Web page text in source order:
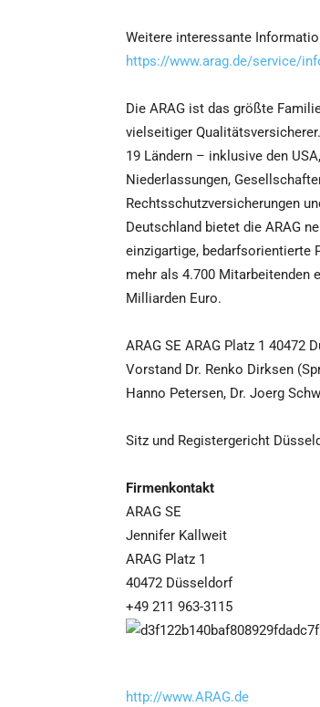
Weitere interessante
https://www.arag.de/service/
Die ARAG ist das größte
vielseitiger
19 Ländern – inklusive den
Niederlassungen,
Rechtsschutzversicherungen
Deutschland bietet die ARAG
einzigartige, bedarfsorientierte
mehr als 4.700 Mitarbeitenden
Milliarden Euro.
ARAG SE ARAG Platz 1 40472
Vorstand Dr. Renko Dirksen
Hanno Petersen, Dr. Joerg
Sitz und Registergericht
Firmenkontakt
ARAG SE
Jennifer Kallweit
ARAG Platz 1
40472 Düsseldorf
+49 211 963-3115
http://www.ARAG.de